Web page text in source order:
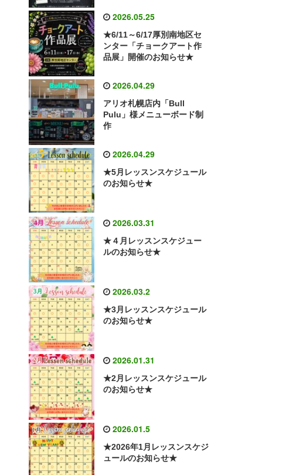
2026.05.25
★6/11～6/17厚別南地区セ
ンター「チョークアート作
品展」開催のお知らせ★
2026.04.29
アリオ札幌店内「Bull
Pulu」様メニューボード制
作
2026.04.29
★5月レッスンスケジュール
のお知らせ★
2026.03.31
★４月レッスンスケジュー
ルのお知らせ★
2026.03.2
★3月レッスンスケジュール
のお知らせ★
2026.01.31
★2月レッスンスケジュール
のお知らせ★
2026.01.5
★2026年1月レッスンスケジ
ュールのお知らせ★